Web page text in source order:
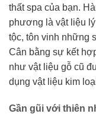
thất spa của bạn.
phương là vật liệu
tộc, tôn vinh những
Cân bằng sự kết
như vật liệu gỗ cũ
dụng vật liệu kim
Gần gũi với thiên